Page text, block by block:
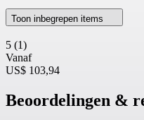
Toon inbegrepen items
5 (1)
Vanaf
US$ 103,94
Beoordelingen &